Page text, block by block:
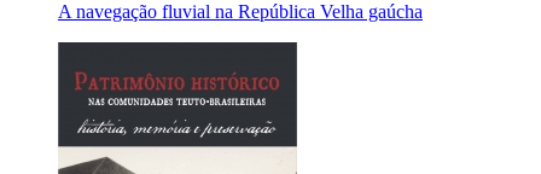
A navegação fluvial na República Velha gaúcha